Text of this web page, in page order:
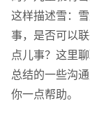
这样描述雪：
事，是否可以
点儿事？这里
总结的一些沟
你一点帮助。